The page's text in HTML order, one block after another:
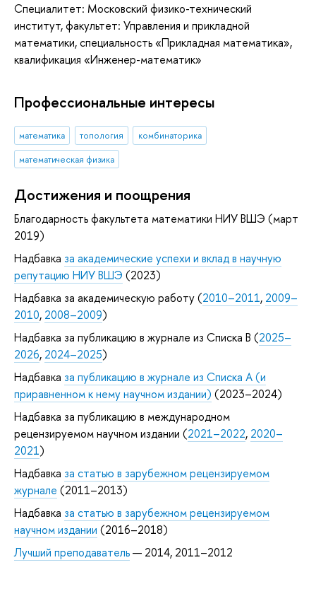
Специалитет: Московский физико-технический
институт, факультет: Управления и прикладной
математики, специальность «Прикладная математика»,
квалификация «Инженер-математик»
Профессиональные интересы
математика топология
комбинаторика
математическая физика
Достижения и поощрения
Благодарность факультета математики НИУ ВШЭ (март
2019)
Надбавка за академические успехи и вклад в научную
репутацию НИУ ВШЭ (2023)
Надбавка за академическую работу (2010–2011, 2009–
2010, 2008–2009)
Надбавка за публикацию в журнале из Списка B (2025–
2026, 2024–2025)
Надбавка за публикацию в журнале из Списка А (и
приравненном к нему научном издании) (2023–2024)
Надбавка за публикацию в международном
рецензируемом научном издании (2021–2022, 2020–
2021)
Надбавка за статью в зарубежном рецензируемом
журнале (2011–2013)
Надбавка за статью в зарубежном рецензируемом
научном издании (2016–2018)
Лучший преподаватель— 2014, 2011–2012